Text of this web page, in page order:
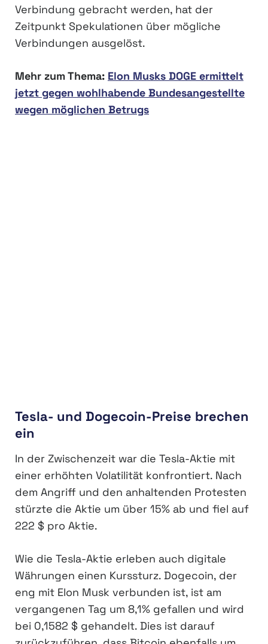
Verbindung gebracht werden, hat der
Zeitpunkt Spekulationen über mögliche
Verbindungen ausgelöst.
Mehr zum Thema: Elon Musks DOGE ermittelt
jetzt gegen wohlhabende Bundesangestellte
wegen möglichen Betrugs
Tesla- und Dogecoin-Preise brechen
ein
In der Zwischenzeit war die Tesla-Aktie mit
einer erhöhten Volatilität konfrontiert. Nach
dem Angriff und den anhaltenden Protesten
stürzte die Aktie um über 15% ab und fiel auf
222 $ pro Aktie.
Wie die Tesla-Aktie erleben auch digitale
Währungen einen Kurssturz. Dogecoin, der
eng mit Elon Musk verbunden ist, ist am
vergangenen Tag um 8,1% gefallen und wird
bei 0,1582 $ gehandelt. Dies ist darauf